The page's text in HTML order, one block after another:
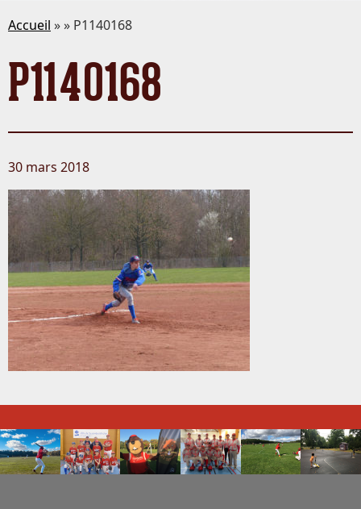
Accueil » » P1140168
P1140168
30 mars 2018